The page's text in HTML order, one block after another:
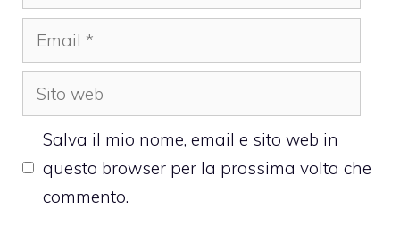
Email
Sito
web
Salva il mio nome, email e sito web in
questo browser per la prossima volta che
commento.